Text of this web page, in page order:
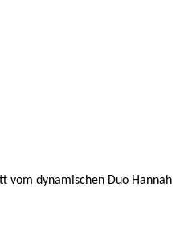
dynamischen Duo Hannah